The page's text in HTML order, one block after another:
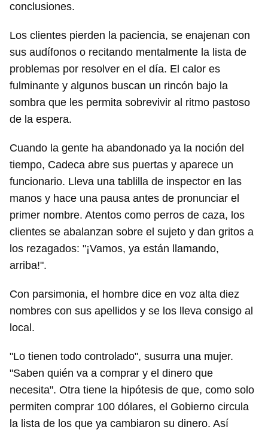
conclusiones.
Los clientes pierden la paciencia, se enajenan con
sus audífonos o recitando mentalmente la lista de
problemas por resolver en el día. El calor es
fulminante y algunos buscan un rincón bajo la
sombra que les permita sobrevivir al ritmo pastoso
de la espera.
Cuando la gente ha abandonado ya la noción del
tiempo, Cadeca abre sus puertas y aparece un
funcionario. Lleva una tablilla de inspector en las
manos y hace una pausa antes de pronunciar el
primer nombre. Atentos como perros de caza, los
clientes se abalanzan sobre el sujeto y dan gritos a
los rezagados: "¡Vamos, ya están llamando,
arriba!".
Con parsimonia, el hombre dice en voz alta diez
nombres con sus apellidos y se los lleva consigo al
local.
"Lo tienen todo controlado", susurra una mujer.
"Saben quién va a comprar y el dinero que
necesita". Otra tiene la hipótesis de que, como solo
permiten comprar 100 dólares, el Gobierno circula
la lista de los que ya cambiaron su dinero. Así